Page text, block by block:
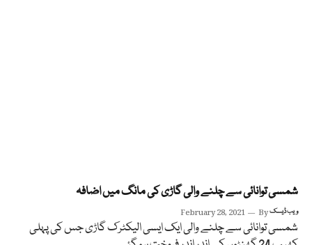
شمسی توانائی سے چلنے والی گاڑی کی مانگ میں اضافہ
February 28, 2021 Byویب ڈیسک
شمسی توانائی سے چلنے والی ایک ایسی الیکٹرک گاڑی جس کی پہلی